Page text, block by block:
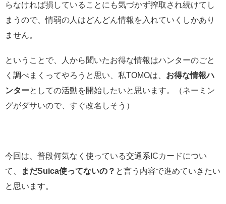
らなければ損していることにも気づかず搾取され続けてし
まうので、情弱の人はどんどん情報を入れていくしかあり
ません。
ということで、人から聞いたお得な情報はハンターのごと
く調べまくってやろうと思い、私TOMOは、 お得な情報ハ
ンターとしての活動を開始したいと思います。（ネーミン
グがダサいので、すぐ改名しそう）
今回は、普段何気なく使っている交通系ICカードについ
て、
まだSuica使ってないの？ と言う内容で進めていきたい
と思います。